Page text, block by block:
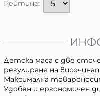
Рейтинг:
Детска маса с две
регулиране на
Максимална
Удобен и ергономичен